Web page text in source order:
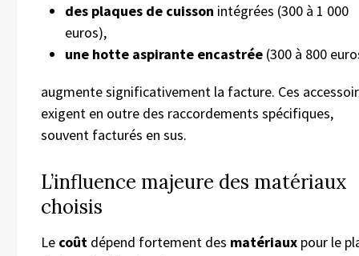
des plaques de cuisson intégrées (300 à 1 000
euros),
une hotte aspirante encastrée (300 à 800
augmente significativement la facture. Ces
exigent en outre des raccordements spécifiques,
souvent facturés en sus.
L’influence majeure des matériaux
choisis
Le coût dépend fortement des matériaux pour le